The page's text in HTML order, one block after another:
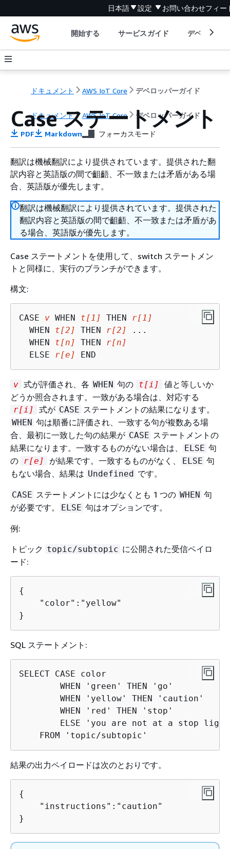
日本語 設定 お問い合わせフィー
開始する サービスガイド デベロッパ
ドキュメント AWS IoT Core デベロッパーガイド
ドキュメント AWS IoT Core デベロッパーガイド
Case ステートメント
PDF Markdown フォーカスモード
翻訳は機械翻訳により提供されています。提供された翻
訳内容と英語版の間で齟齬、不一致または矛盾がある場
合、英語版が優先します。
翻訳は機械翻訳により提供されています。提供された
翻訳内容と英語版の間で齟齬、不一致または矛盾があ
る場合、英語版が優先します。
Case ステートメントを使用して、switch ステートメン
トと同様に、実行のブランチができます。
構文:
CASE v WHEN t[1] THEN r[1]
  WHEN
t[2] THEN r[2]
...
  WHEN
t[n] THEN r[n]
  ELSE
r[e] END
v 式が評価され、各 WHEN 句の t[i]
値と等しいか
どうか照合されます。一致がある場合は、対応する
r[i] 式が CASE ステートメントの結果になります。
WHEN 句は順番に評価され、一致する句が複数ある場
合、最初に一致した句の結果が CASE ステートメントの
結果になります。一致するものがない場合は、
ELSE 句
の r[e] が結果です。一致するものがなく、 ELSE 句
もない場合、結果は Undefined です。
CASE ステートメントには少なくとも 1 つの WHEN 句
が必要です。
ELSE 句はオプションです。
例:
トピック topic/subtopic に公開された受信ペイロ
ード:
{
    "color":"yellow"
}
SQL ステートメント:
SELECT CASE color
        WHEN 'green' THEN 'go'
        WHEN 'yellow' THEN 'caution'
        WHEN 'red' THEN 'stop'
ELSE 'you are not at a stop
    FROM 'topic/subtopic'
結果の出力ペイロードは次のとおりです。
{
    "instructions":"caution"
}